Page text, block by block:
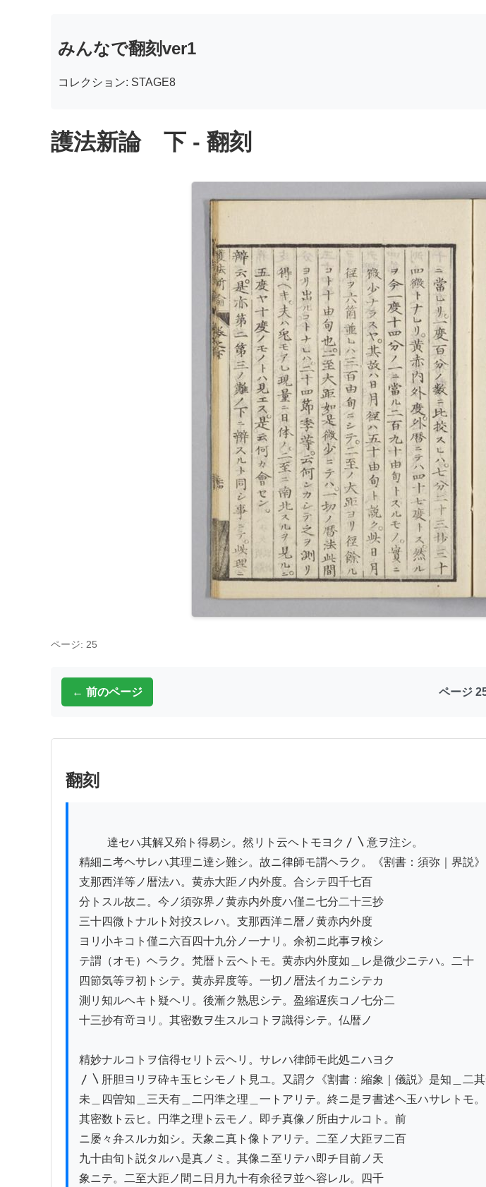
みんなで翻刻ver1
コレクション: STAGE8
護法新論 下 - 翻刻
ページ: 25
← 前のページ ページ
翻刻
精細ニ考ヘサレハ其理ニ達シ難シ。故ニ律師モ謂ヘラク。《割書：須弥｜界説》
支那西洋等ノ暦法ハ。黄赤大距ノ内外度。合シテ四千七百
分トスル故ニ。今ノ須弥界ノ黄赤内外度ハ僅ニ七分二十三抄
三十四微トナルト対挍スレハ。支那西洋ニ暦ノ黄赤内外度
ヨリ小キコト僅ニ六百四十九分ノ一ナリ。余初ニ此事ヲ検シ
テ謂（オモ）ヘラク。梵暦ト云ヘトモ。黄赤内外度如＿レ是微少ニテハ。二十
四節気等ヲ初トシテ。黄赤昇度等。一切ノ暦法イカニシテカ
測リ知ルヘキト疑ヘリ。後漸ク熟思シテ。盈縮遅疾コノ七分二
十三抄有竒ヨリ。其密数ヲ生スルコトヲ識得シテ。仏暦ノ
精妙ナルコトヲ信得セリト云ヘリ。サレハ律師モ此処ニハヨク
〳〵肝胆ヨリヲ砕キ玉ヒシモノト見ユ。又謂ク《割書：縮象｜儀説》是知＿二
未＿四曽知＿三天有＿二円準之理＿一トアリテ。終ニ是ヲ書述ヘ玉ハサレトモ。
其密数ト云ヒ。円準之理ト云モノ。即チ真像ノ所由ナルコト。前
ニ屡々弁スルカ如シ。天象ニ真ト像トアリテ。二至ノ大距ヲ二百
九十由旬ト説タルハ是真ノミ。其像ニ至リテハ即チ目前ノ天
象ニテ。二至大距ノ間ニ日月九十有余径ヲ並ヘ容レル。四千